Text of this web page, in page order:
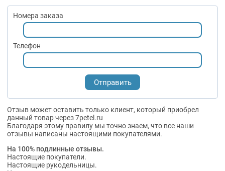
Номера заказа
Телефон
Отзыв может оставить только клиент, который приобрел
данный товар через 7petel.ru
Благодаря этому правилу мы точно знаем, что все наши
отзывы написаны настоящими покупателями.
На 100% подлинные отзывы.
Настоящие покупатели.
Настоящие рукодельницы.